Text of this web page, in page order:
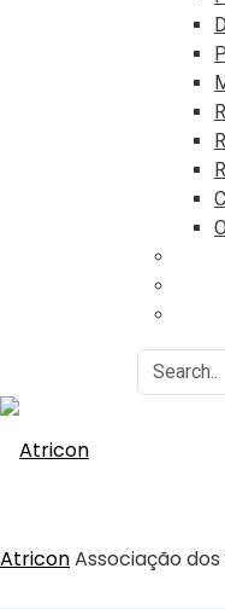
AtriconAssociação